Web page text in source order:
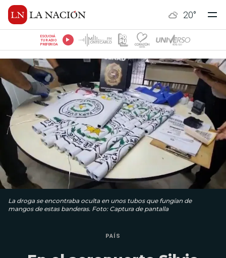
20°
ESCUCHÁ
TU RADIO
PREFERIDA
La droga se encontraba oculta en unos tubos que fungían de
mangos de estas banderas. Foto: Captura de pantalla
PAÍS